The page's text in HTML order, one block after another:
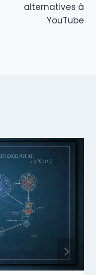
alternatives à
YouTube